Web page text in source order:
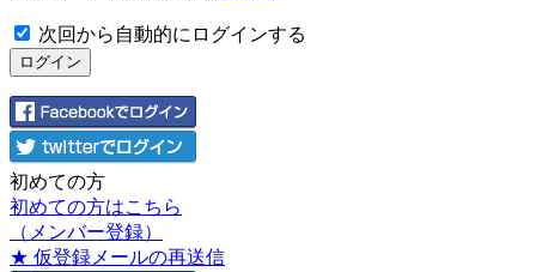
次回から自動的にログインする
初めての方
初めての方はこちら
（メンバー登録）
★ 仮登録メールの再送信